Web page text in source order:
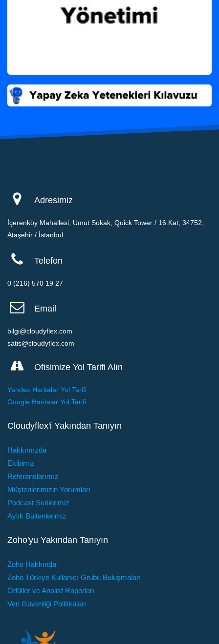
Adresimiz
İçerenköy Mahallesi, Umut Sokak, Quick Tower / 16.Kat, 34752,
Ataşehir / İstanbul
Telefon
0 (216) 570 19 27
Email
bilgi@cloudyflex.com
satis@cloudyflex.com
Ofisimize Yol Tarifi Alın
Yandex Haritalar Yol Tarifi
Google Haritalar Yol Tarifi
Cloudyflex'i Yakından Tanıyın
Hakkımızda
Ekibimiz
Referanslarımız
Müşterilerimizin Yorumları
Podcast Serilerimiz
Aylık Bültenlerimiz
Zoho'yu Yakından Tanıyın
Zoho Hakkında
Zoho Türkiye Kullanıcı Grubu Buluşmaları
Ödüller ve Analist Raporları
Veri Güvenliği Politikaları